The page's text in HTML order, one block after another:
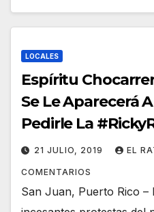
LOCALES
Espíritu
Se Le Aparecerá
Pedirle La
21 JULIO, 2019 EL
COMENTARIOS
San Juan, Puerto Rico –